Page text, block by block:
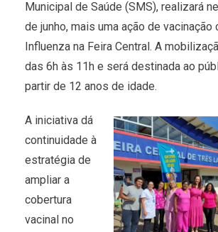
Municipal de Saúde (SMS), realizará
de junho, mais uma ação de vacinação
Influenza na Feira Central. A
das 6h às 11h e será destinada ao
partir de 12 anos de idade.
A iniciativa dá
continuidade à
estratégia de
ampliar a
cobertura
vacinal no